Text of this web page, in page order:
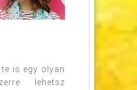
is egy olyan
lehetsz